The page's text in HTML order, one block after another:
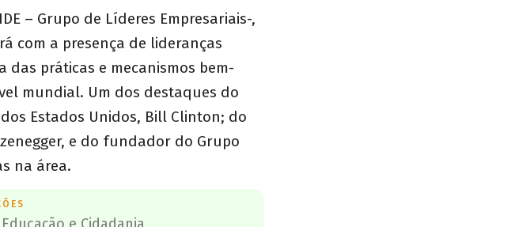
– Grupo de Líderes Empresariais-,
com a presença de lideranças
das práticas e mecanismos bem-
mundial. Um dos destaques do
Estados Unidos, Bill Clinton; do
e do fundador do Grupo
na área.